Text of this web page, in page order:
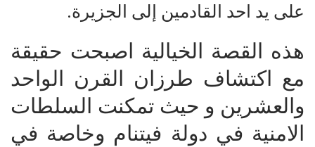
على يد احد القادمين إلى الجزيرة.
هذه القصة الخيالية اصبحت حقيقة
مع اكتشاف طرزان القرن الواحد
والعشرين و حيث تمكنت السلطات
الامنية في دولة فيتنام وخاصة في